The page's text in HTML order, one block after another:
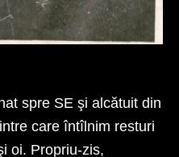
spre SE şi alcătuit din
care întîlnim resturi
oi. Propriu-zis,